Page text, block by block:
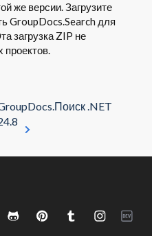
же версии. Загрузите
GroupDocs.Search для
загрузка ZIP не
.NET